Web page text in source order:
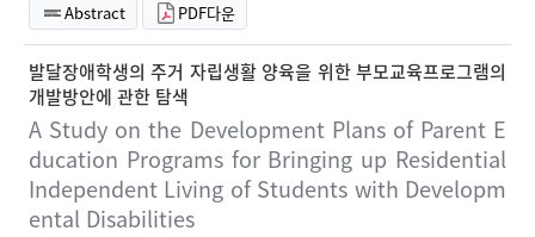
Abstract PDF다운
발달장애학생의 주거 자립생활 양육을 위한 부모교육프로그램의
개발방안에 관한 탐색
A Study on the Development Plans of Parent E
ducation Programs for Bringing up Residential
Independent Living of Students with Developm
ental Disabilities